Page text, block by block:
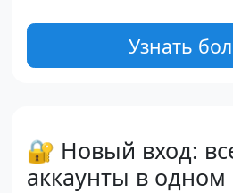
Узнать
🔐 Новый вход:
аккаунты в одном